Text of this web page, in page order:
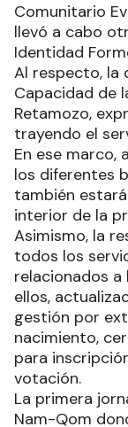
Comunitario
llevó a cabo
Identidad
Al respecto, la
Capacidad de
Retamozo,
trayendo el
En ese marco,
los diferentes
también
interior de la
Asimismo, la
todos los
relacionados
ellos,
gestión por
nacimiento,
para
votación.
La primera
Nam-Qom